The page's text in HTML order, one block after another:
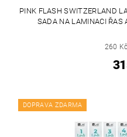
PINK FLASH SWITZERLAND
SADA NA LAMINACI ŘAS
260
DOPRAVA ZDARMA